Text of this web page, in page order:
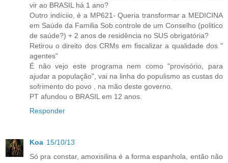
vir ao BRASIL há 1 ano?
Outro indíciio, é a MP621- Queria transformar a MEDICINA
em Saúde da Familia Sob controle de um Conselho (politico
de saúde?) + 2 anos de residência no SUS obrigatória?
Retirou o direito dos CRMs em fiscalizar a qualidade dos "
agentes"
É não vejo este programa nem como "provisório, para
ajudar a população", vai na linha do populismo as custas do
sofrimento do povo , na mão deste governo.
PT afundou o BRASIL em 12 anos.
Responder
Koa 15/10/13
Só pra constar, amoxisilina é a forma espanhola, então não